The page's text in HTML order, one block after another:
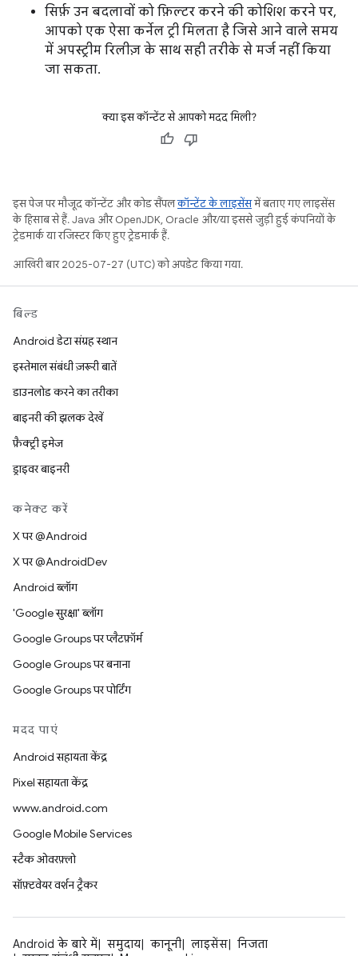
सिर्फ़ उन बदलावों को फ़िल्टर करने की कोशिश करने पर,
आपको एक ऐसा कर्नेल ट्री मिलता है जिसे आने वाले समय
में अपस्ट्रीम रिलीज़ के साथ सही तरीके से मर्ज नहीं किया
जा सकता.
क्या इस कॉन्टेंट से आपको मदद मिली?
इस पेज पर मौजूद कॉन्टेंट और कोड सैंपलकॉन्टेंट के लाइसेंसमें बताए गए लाइसेंस
के हिसाब से हैं. Java और OpenJDK, Oracle और/या इससे जुड़ी हुई कंपनियों के
ट्रेडमार्क या रजिस्टर किए हुए ट्रेडमार्क हैं.
आखिरी बार 2025-07-27 (UTC) को अपडेट किया गया.
बिल्ड
Android डेटा संग्रह स्थान
इस्तेमाल संबंधी ज़रूरी बातें
डाउनलोड करने का तरीका
बाइनरी की झलक देखें
फ़ैक्ट्री इमेज
ड्राइवर बाइनरी
कनेक्ट करें
X पर @Android
X पर @AndroidDev
Android ब्लॉग
'Google सुरक्षा' ब्लॉग
Google Groups पर प्लैटफ़ॉर्म
Google Groups पर बनाना
Google Groups पर पोर्टिंग
मदद पाएं
Android सहायता केंद्र
Pixel सहायता केंद्र
www.android.com
Google Mobile Services
स्टैक ओवरफ़्लो
सॉफ़्टवेयर वर्शन ट्रैकर
Android के बारे में समुदाय कानूनी लाइसेंस
निजता